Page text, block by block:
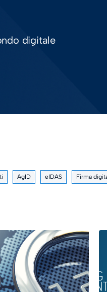
digitale
AgID eIDAS Firma